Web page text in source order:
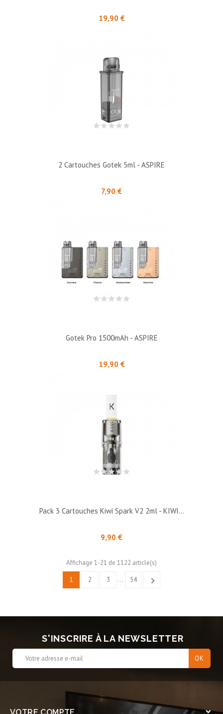
19,90 €Prix
2 Cartouches Gotek 5ml - ASPIRE
7,90 €
Gotek Pro 1500mAh - ASPIRE
19,90 €Prix
Pack 3 Cartouches Kiwi Spark V2 2ml - KIWI...
9,90 €
Affichage 1-21 de 1122 article(s)
1
2 3 … 54 
S'INSCRIRE À LA NEWSLETTER
